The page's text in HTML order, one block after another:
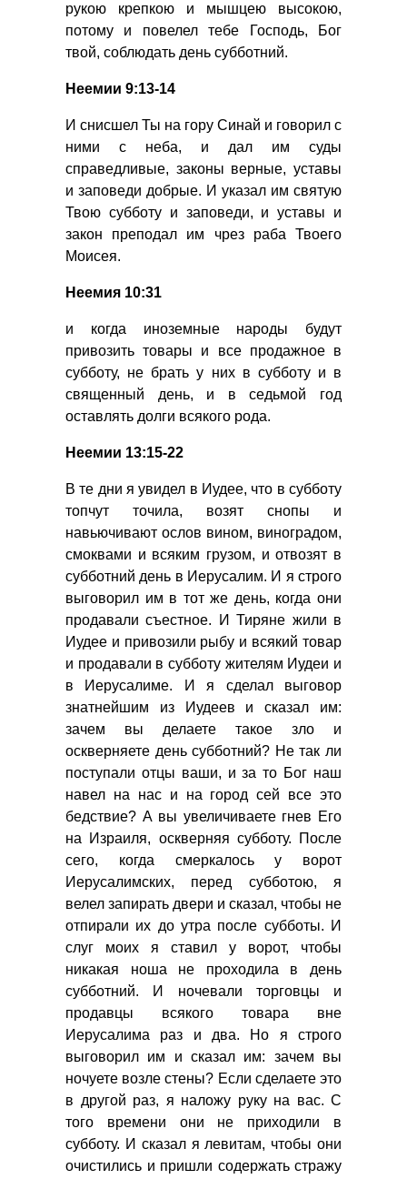
рукою крепкою и мышцею высокою,
потому и повелел тебе Господь, Бог
твой, соблюдать день субботний.
Неемии 9:13-14
И снисшел Ты на гору Синай и говорил с
ними с неба, и дал им суды
справедливые, законы верные, уставы
и заповеди добрые. И указал им святую
Твою субботу и заповеди, и уставы и
закон преподал им чрез раба Твоего
Моисея.
Неемия 10:31
и когда иноземные народы будут
привозить товары и все продажное в
субботу, не брать у них в субботу и в
священный день, и в седьмой год
оставлять долги всякого рода.
Неемии 13:15-22
В те дни я увидел в Иудее, что в субботу
топчут точила, возят снопы и
навьючивают ослов вином, виноградом,
смоквами и всяким грузом, и отвозят в
субботний день в Иерусалим. И я строго
выговорил им в тот же день, когда они
продавали съестное. И Тиряне жили в
Иудее и привозили рыбу и всякий товар
и продавали в субботу жителям Иудеи и
в Иерусалиме. И я сделал выговор
знатнейшим из Иудеев и сказал им:
зачем вы делаете такое зло и
оскверняете день субботний? Не так ли
поступали отцы ваши, и за то Бог наш
навел на нас и на город сей все это
бедствие? А вы увеличиваете гнев Его
на Израиля, оскверняя субботу. После
сего, когда смеркалось у ворот
Иерусалимских, перед субботою, я
велел запирать двери и сказал, чтобы не
отпирали их до утра после субботы. И
слуг моих я ставил у ворот, чтобы
никакая ноша не проходила в день
субботний. И ночевали торговцы и
продавцы всякого товара вне
Иерусалима раз и два. Но я строго
выговорил им и сказал им: зачем вы
ночуете возле стены? Если сделаете это
в другой раз, я наложу руку на вас. С
того времени они не приходили в
субботу. И сказал я левитам, чтобы они
очистились и пришли содержать стражу